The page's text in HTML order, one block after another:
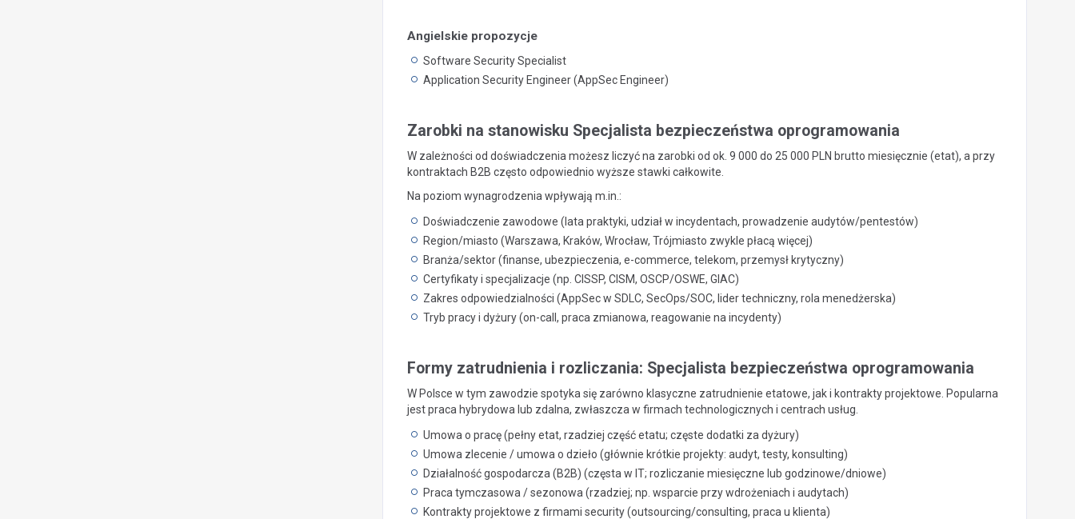
Angielskie propozycje
Software Security Specialist
Application Security Engineer (AppSec Engineer)
Zarobki na stanowisku Specjalista bezpieczeństwa oprogramowania
W zależności od doświadczenia możesz liczyć na zarobki od ok. 9 000 do 25 000 PLN brutto miesięcznie (etat), a przy
kontraktach B2B często odpowiednio wyższe stawki całkowite.
Na poziom wynagrodzenia wpływają m.in.:
Doświadczenie zawodowe (lata praktyki, udział w incydentach, prowadzenie audytów/pentestów)
Region/miasto (Warszawa, Kraków, Wrocław, Trójmiasto zwykle płacą więcej)
Branża/sektor (finanse, ubezpieczenia, e-commerce, telekom, przemysł krytyczny)
Certyfikaty i specjalizacje (np. CISSP, CISM, OSCP/OSWE, GIAC)
Zakres odpowiedzialności (AppSec w SDLC, SecOps/SOC, lider techniczny, rola menedżerska)
Tryb pracy i dyżury (on-call, praca zmianowa, reagowanie na incydenty)
Formy zatrudnienia i rozliczania: Specjalista bezpieczeństwa oprogramowania
W Polsce w tym zawodzie spotyka się zarówno klasyczne zatrudnienie etatowe, jak i kontrakty projektowe. Popularna
jest praca hybrydowa lub zdalna, zwłaszcza w firmach technologicznych i centrach usług.
Umowa o pracę (pełny etat, rzadziej część etatu; częste dodatki za dyżury)
Umowa zlecenie / umowa o dzieło (głównie krótkie projekty: audyt, testy, konsulting)
Działalność gospodarcza (B2B) (częsta w IT; rozliczanie miesięczne lub godzinowe/dniowe)
Praca tymczasowa / sezonowa (rzadziej; np. wsparcie przy wdrożeniach i audytach)
Kontrakty projektowe z firmami security (outsourcing/consulting, praca u klienta)